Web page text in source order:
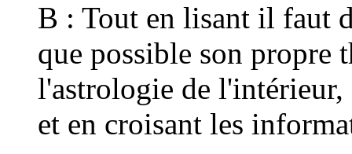
B : Tout en lisant il faut
que possible son propre
l'astrologie de
et en croisant les